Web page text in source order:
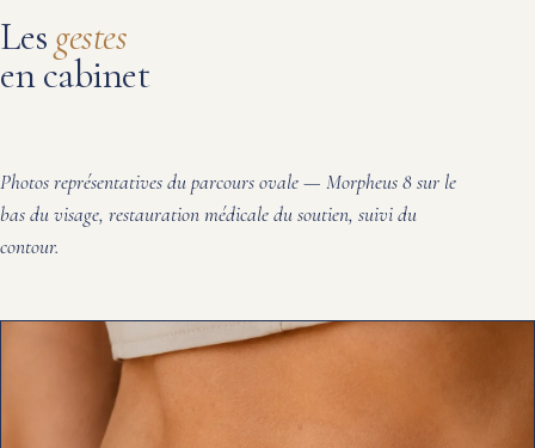
Les gestes
en cabinet
Photos représentatives du parcours ovale — Morpheus 8 sur le
bas du visage, restauration médicale du soutien, suivi du
contour.